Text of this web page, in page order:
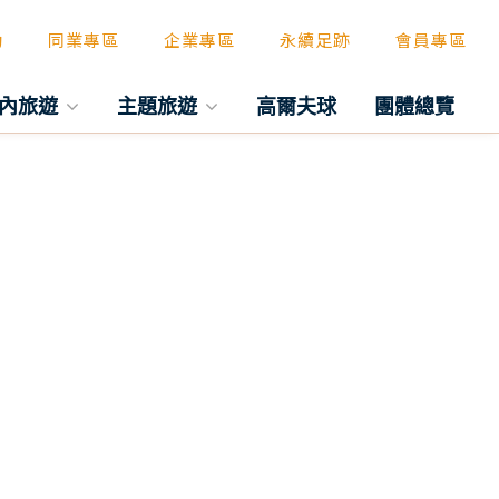
同業專區 企業專區 永續足跡 會員專區
旅遊 主題旅遊 高爾夫球 團體總覽